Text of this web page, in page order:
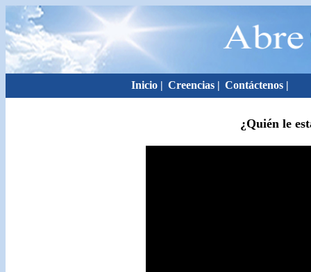
Inicio | Creencias | Contáctenos |
¿Quién le